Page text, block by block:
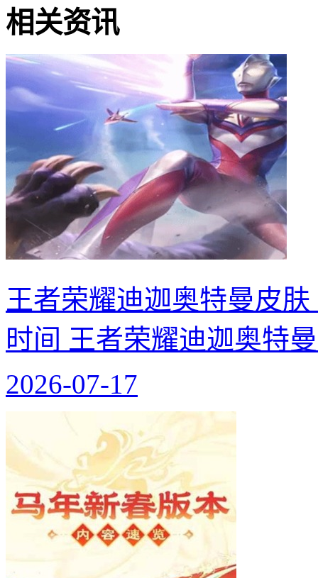
相关资讯
王者荣耀迪迦奥特曼皮
时间 王者荣耀迪迦奥特
2026-07-17